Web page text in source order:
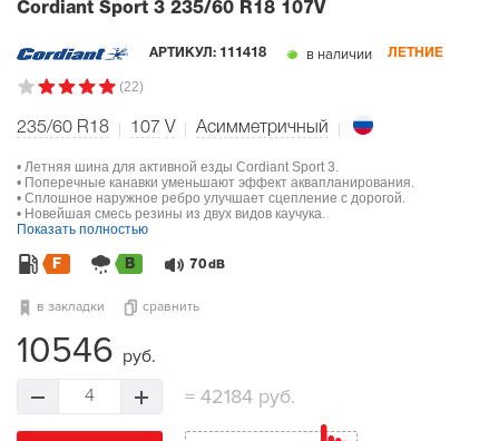
Cordiant Sport 3 235/60 R18 107V
АРТИКУЛ: 111418 в наличии ЛЕТНИЕ
(22)
235/60 R18 107 V Асимметричный
• Летняя шина для активной езды Cordiant Sport 3.
• Поперечные канавки уменьшают эффект аквапланирования.
• Сплошное наружное ребро улучшает сцепление с дорогой.
• Новейшая смесь резины из двух видов каучука.
Показать полностью
F B 70 dB
в закладки сравнить
10546 руб.
4 = 42184 руб.